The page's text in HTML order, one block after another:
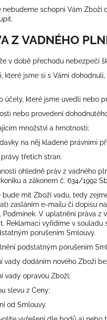
nebudeme schopni Vám Zboží
Z VADNÉHO
v době přechodu nebezpečí
které jsme si s Vámi
účely, které jsme uvedli nebo
nebo provedení
množství a hmotnosti;
na něj kladené právními
třetích stran.
ohledně práv z vadného
a zákonem č. 634/1992
bude mít Zboží vadu, tedy
zasláním e-mailu či dopisu
Podmínek. V uplatnění práva z
Reklamaci vyřídíme v
porušením Smlouvy.
podstatným porušením
vady dodáním nového Zboží
vady opravou Zboží;
slevu z Ceny;
od Smlouvy.